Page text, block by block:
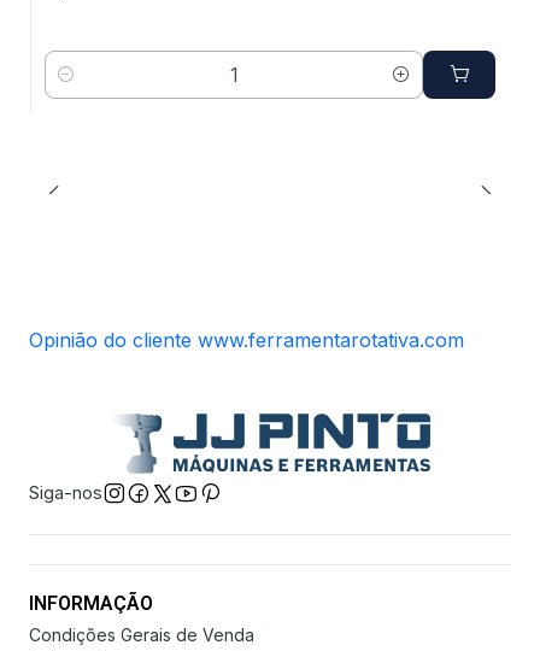
Quantidade
Opinião do cliente www.ferramentarotativa.com
Siga-nos
INFORMAÇÃO
Condições Gerais de Venda